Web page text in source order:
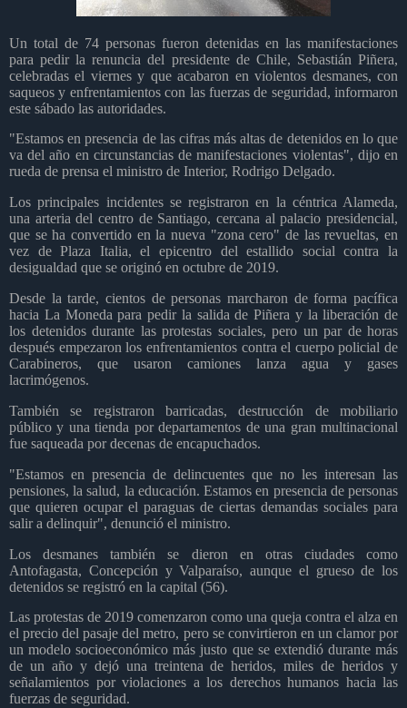
Un total de 74 personas fueron detenidas en las manifestaciones
para pedir la renuncia del presidente de Chile, Sebastián Piñera,
celebradas el viernes y que acabaron en violentos desmanes, con
saqueos y enfrentamientos con las fuerzas de seguridad, informaron
este sábado las autoridades.
"Estamos en presencia de las cifras más altas de detenidos en lo que
va del año en circunstancias de manifestaciones violentas", dijo en
rueda de prensa el ministro de Interior, Rodrigo Delgado.
Los principales incidentes se registraron en la céntrica Alameda,
una arteria del centro de Santiago, cercana al palacio presidencial,
que se ha convertido en la nueva "zona cero" de las revueltas, en
vez de Plaza Italia, el epicentro del estallido social contra la
desigualdad que se originó en octubre de 2019.
Desde la tarde, cientos de personas marcharon de forma pacífica
hacia La Moneda para pedir la salida de Piñera y la liberación de
los detenidos durante las protestas sociales, pero un par de horas
después empezaron los enfrentamientos contra el cuerpo policial de
Carabineros, que usaron camiones lanza agua y gases
lacrimógenos.
También se registraron barricadas, destrucción de mobiliario
público y una tienda por departamentos de una gran multinacional
fue saqueada por decenas de encapuchados.
"Estamos en presencia de delincuentes que no les interesan las
pensiones, la salud, la educación. Estamos en presencia de personas
que quieren ocupar el paraguas de ciertas demandas sociales para
salir a delinquir", denunció el ministro.
Los desmanes también se dieron en otras ciudades como
Antofagasta, Concepción y Valparaíso, aunque el grueso de los
detenidos se registró en la capital (56).
Las protestas de 2019 comenzaron como una queja contra el alza en
el precio del pasaje del metro, pero se convirtieron en un clamor por
un modelo socioeconómico más justo que se extendió durante más
de un año y dejó una treintena de heridos, miles de heridos y
señalamientos por violaciones a los derechos humanos hacia las
fuerzas de seguridad.